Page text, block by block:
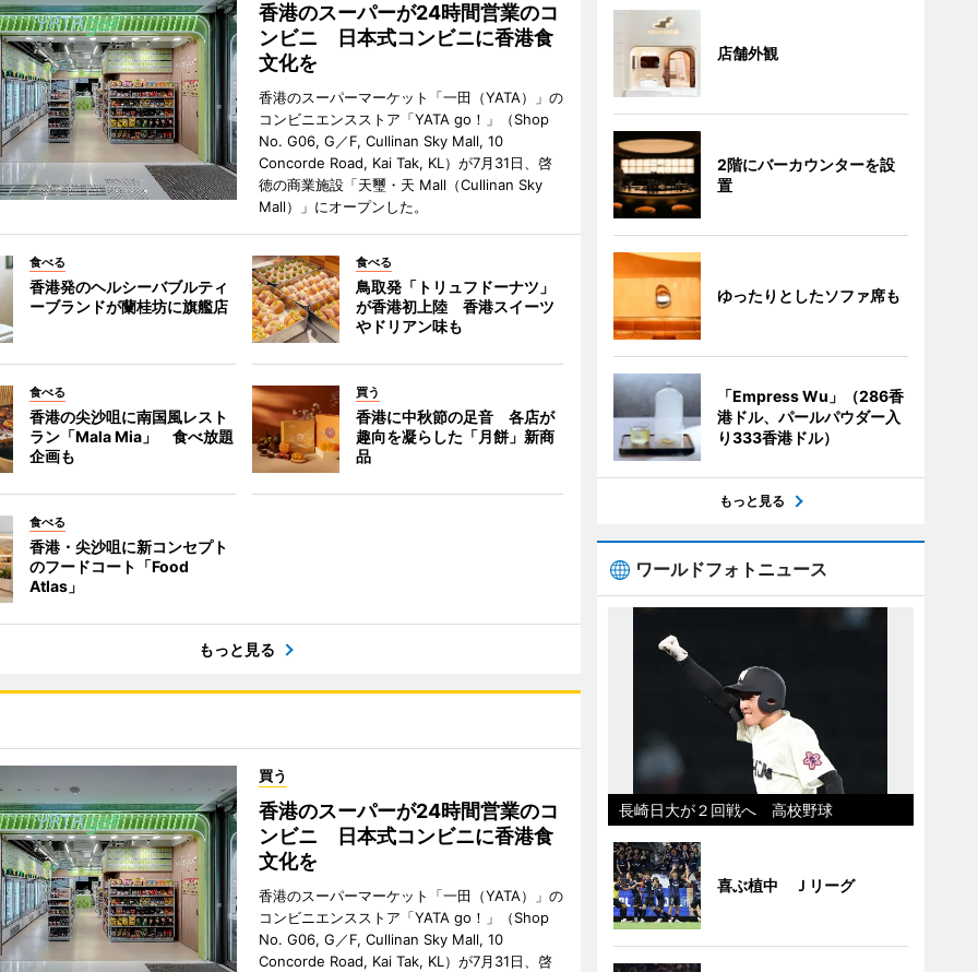
香港のスーパーが24時間営業のコ
ンビニ 日本式コンビニに香港食
文化を
香港のスーパーマーケット「一田（YATA）」の
コンビニエンスストア「YATA go！」（Shop
No. G06, G／F, Cullinan Sky Mall, 10
Concorde Road, Kai Tak, KL）が7月31日、啓
徳の商業施設「天璽・天 Mall（Cullinan Sky
Mall）」にオープンした。
食べる
香港発のヘルシーバブルティ
ーブランドが蘭桂坊に旗艦店
食べる
鳥取発「トリュフドーナツ」
が香港初上陸 香港スイーツ
やドリアン味も
食べる
香港の尖沙咀に南国風レスト
ラン「Mala Mia」 食べ放題
企画も
買う
香港に中秋節の足音 各店が
趣向を凝らした「月餅」新商
品
食べる
香港・尖沙咀に新コンセプト
のフードコート「Food
Atlas」
もっと見る
買う
香港のスーパーが24時間営業のコ
ンビニ 日本式コンビニに香港食
文化を
香港のスーパーマーケット「一田（YATA）」の
コンビニエンスストア「YATA go！」（Shop
No. G06, G／F, Cullinan Sky Mall, 10
Concorde Road, Kai Tak, KL）が7月31日、啓
店舗外観
2階にバーカウンターを設
置
ゆったりとしたソファ席も
「Empress Wu」（286香
港ドル、パールパウダー入
り333香港ドル）
もっと見る
ワールドフォトニュース
長崎日大が２回戦へ 高校野球
喜ぶ植中 Ｊリーグ